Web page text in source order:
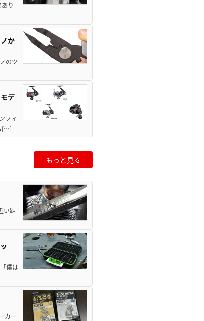
り
か
のツ
デ
フィ
[…]
もっと見る
い距
僕は
カー